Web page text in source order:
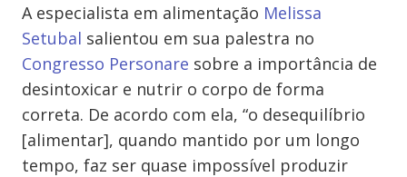
A especialista em alimentação Melissa
Setubal salientou em sua palestra no
Congresso Personare sobre a importância de
desintoxicar e nutrir o corpo de forma
correta. De acordo com ela, “o desequilíbrio
[alimentar], quando mantido por um longo
tempo, faz ser quase impossível produzir